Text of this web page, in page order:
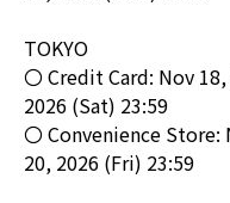
TOKYO
〇 Credit Card: Nov
2026 (Sat) 23:59
〇 Convenience Store:
20, 2026 (Fri) 23:59